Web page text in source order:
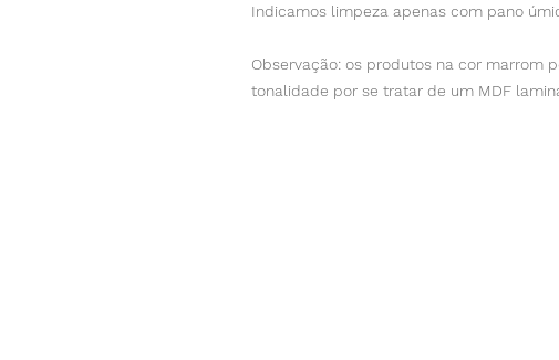
Indicamos limpeza apenas com pano
Observação: os produtos na cor marrom
tonalidade por se tratar de um MDF